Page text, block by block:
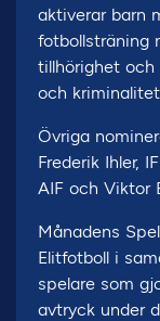
aktiverar barn
fotbollsträning
tillhörighet och
och
Övriga
Frederik Ihler,
AIF och Viktor
Månadens
Elitfotboll i
spelare som
avtryck under